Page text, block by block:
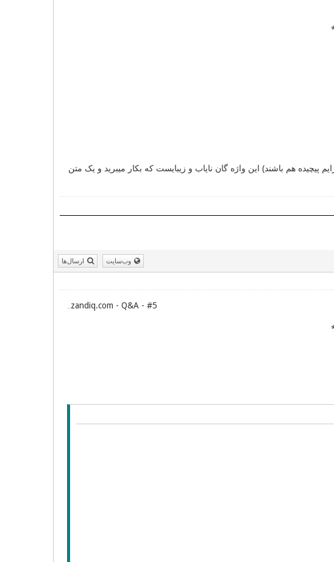
هم باشند) این واژه گان نایاب و زیبایست که بکار میبرید و یک متن
وب‌سایت ارسال‌ها
zandiq.com - Q&A - #5